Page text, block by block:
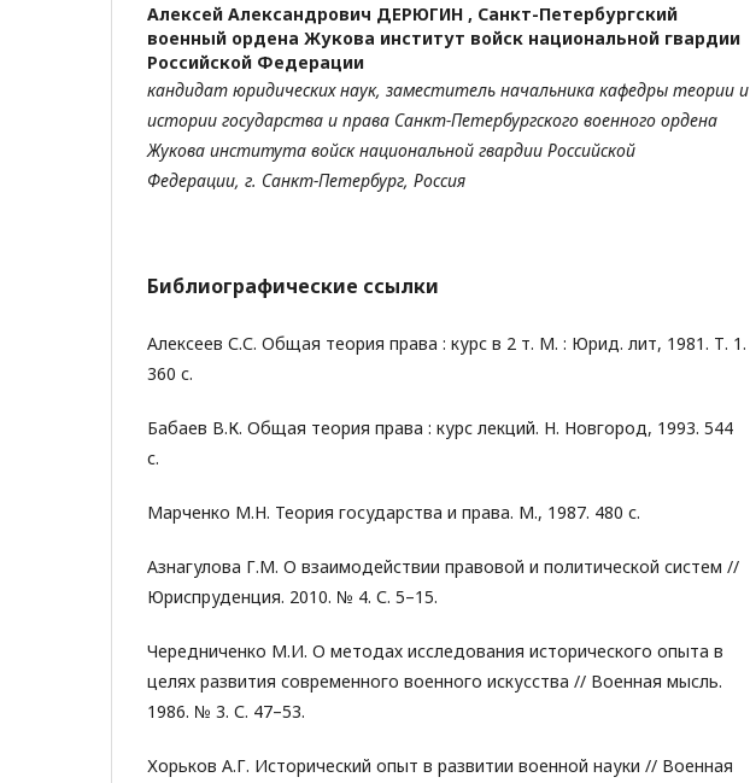
Алексей Александрович ДЕРЮГИН , Санкт-Петербургский
военный ордена Жукова институт войск национальной гвардии
Российской Федерации
кандидат юридических наук, заместитель начальника кафедры теории и
истории государства и права Санкт-Петербургского военного ордена
Жукова института войск национальной гвардии Российской
Федерации, г. Санкт-Петербург, Россия
Библиографические ссылки
Алексеев С.С. Общая теория права : курс в 2 т. М. : Юрид. лит, 1981. Т. 1.
360 с.
Бабаев В.К. Общая теория права : курс лекций. Н. Новгород, 1993. 544
с.
Марченко М.Н. Теория государства и права. М., 1987. 480 с.
Азнагулова Г.М. О взаимодействии правовой и политической систем //
Юриспруденция. 2010. № 4. С. 5–15.
Чередниченко М.И. О методах исследования исторического опыта в
целях развития современного военного искусства // Военная мысль.
1986. № 3. С. 47–53.
Хорьков А.Г. Исторический опыт в развитии военной науки // Военная